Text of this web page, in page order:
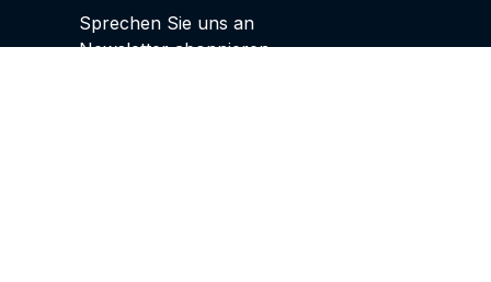
Sprechen Sie uns an
Newsletter abonnieren